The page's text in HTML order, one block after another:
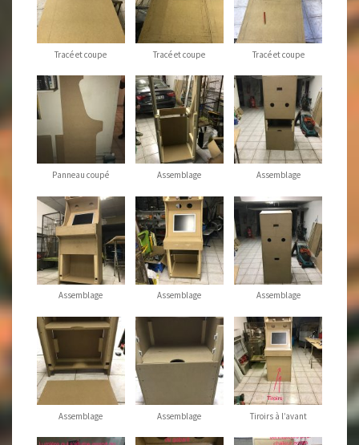
Tracé et coupe Tracé et coupe Tracé et coupe
Panneau coupé Assemblage Assemblage
Assemblage Assemblage Assemblage
Assemblage Assemblage Tiroirs à l’avant